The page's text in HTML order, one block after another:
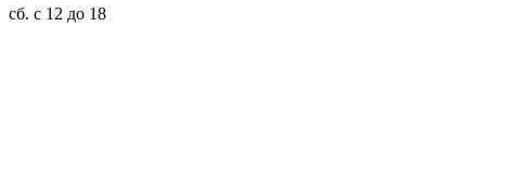
сб. с 12 до 18